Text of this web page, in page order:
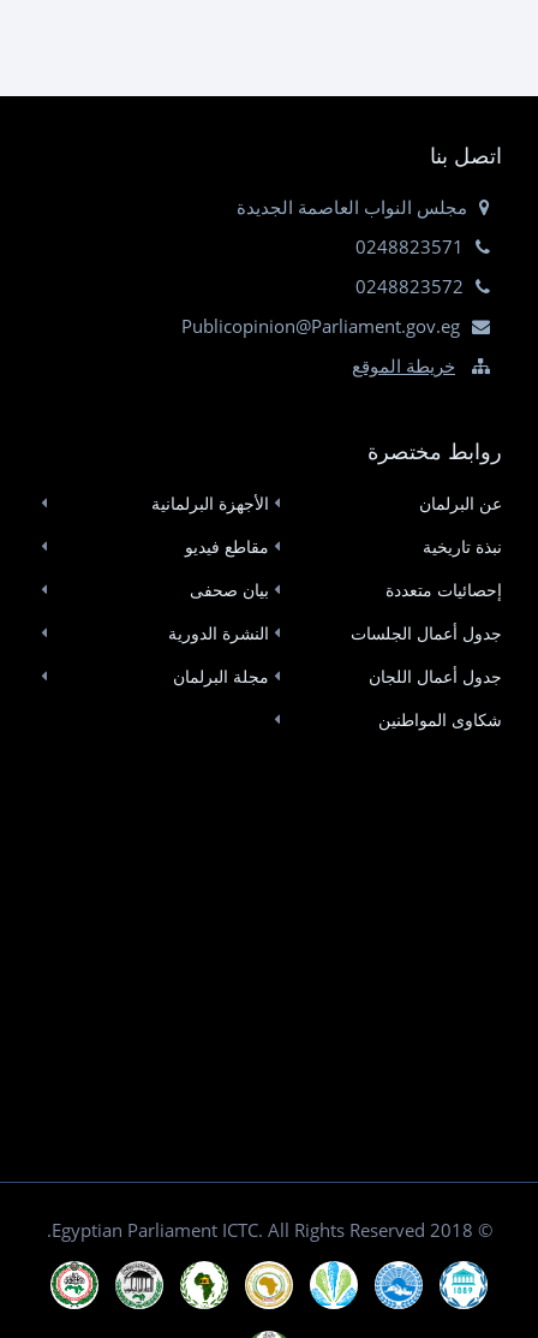
اتصل بنا
مجلس النواب العاصمة الجديدة
0248823571
0248823572
Publicopinion@Parliament.gov.eg
خريطة الموقع
روابط مختصرة
عن البرلمان
نبذة تاريخية
إحصائيات متعددة
جدول أعمال الجلسات
جدول أعمال اللجان
شكاوى المواطنين
الأجهزة البرلمانية
مقاطع فيديو
بيان صحفى
النشرة الدورية
مجلة البرلمان
© 2018 Egyptian Parliament ICTC. All Rights Reserved.